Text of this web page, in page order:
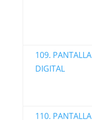
109. PANTALLA
DIGITAL
110. PANTALLA